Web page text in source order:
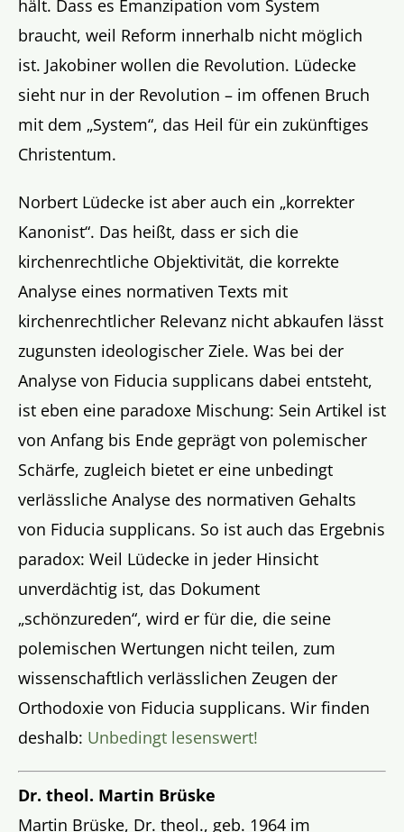
hält. Dass es Emanzipation vom System
braucht, weil Reform innerhalb nicht möglich
ist. Jakobiner wollen die Revolution. Lüdecke
sieht nur in der Revolution – im offenen Bruch
mit dem „System“, das Heil für ein zukünftiges
Christentum.
Norbert Lüdecke ist aber auch ein „korrekter
Kanonist“. Das heißt, dass er sich die
kirchenrechtliche Objektivität, die korrekte
Analyse eines normativen Texts mit
kirchenrechtlicher Relevanz nicht abkaufen lässt
zugunsten ideologischer Ziele. Was bei der
Analyse von Fiducia supplicans dabei entsteht,
ist eben eine paradoxe Mischung: Sein Artikel ist
von Anfang bis Ende geprägt von polemischer
Schärfe, zugleich bietet er eine unbedingt
verlässliche Analyse des normativen Gehalts
von Fiducia supplicans. So ist auch das Ergebnis
paradox: Weil Lüdecke in jeder Hinsicht
unverdächtig ist, das Dokument
„schönzureden“, wird er für die, die seine
polemischen Wertungen nicht teilen, zum
wissenschaftlich verlässlichen Zeugen der
Orthodoxie von Fiducia supplicans. Wir finden
deshalb: Unbedingt lesenswert!
Dr. theol. Martin Brüske
Martin Brüske, Dr. theol., geb. 1964 im